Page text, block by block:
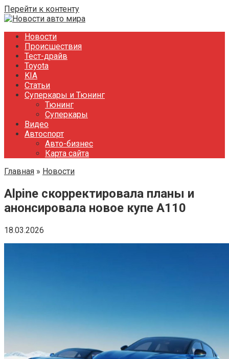
Перейти к контенту
Новости
Происшествия
Тест-драйв
Toyota
KIA
Статьи
Суперкары и Тюнинг
Тюнинг
Суперкары
Видео
Автоспорт
Авто-бизнес
Карта сайта
Главная » Новости
Alpine скорректировала планы и
анонсировала новое купе A110
18.03.2026